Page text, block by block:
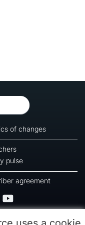
of changes
pulse
agreement